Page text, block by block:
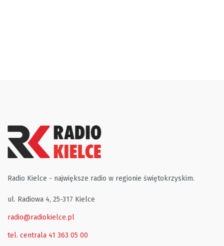
Radio Kielce - największe radio w regionie świętokrzyskim.
ul. Radiowa 4, 25-317 Kielce
radio@radiokielce.pl
tel. centrala 41 363 05 00